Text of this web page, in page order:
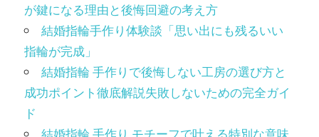
が鍵になる理由と後悔回避の考え方
結婚指輪手作り体験談「思い出にも残るいい
指輪が完成」
結婚指輪 手作りで後悔しない工房の選び方と
成功ポイント徹底解説失敗しないための完全ガイ
ド